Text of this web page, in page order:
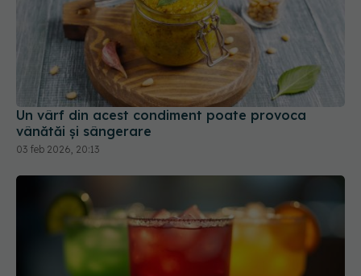
Un vârf din acest condiment poate provoca
vânătăi și sângerare
03 feb 2026, 20:13